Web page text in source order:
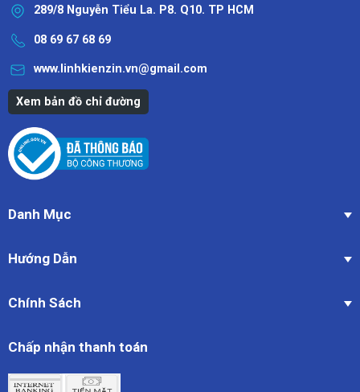
289/8 Nguyễn Tiểu La. P8. Q10. TP HCM
08 69 67 68 69
www.linhkienzin.vn@gmail.com
Xem bản đồ chỉ đường
Danh Mục
Hướng Dẫn
Chính Sách
Chấp nhận thanh toán